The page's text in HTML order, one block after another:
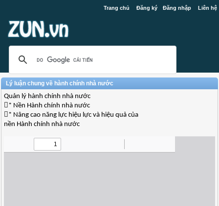
Trang chủ Đăng ký Đăng nhập Liên hệ
Lý luận chung về hành chính nhà nước
Quản lý hành chính nhà nước
* Nền Hành chính nhà nước
* Nâng cao năng lực hiệu lực và hiệu quả của
nền Hành chính nhà nước